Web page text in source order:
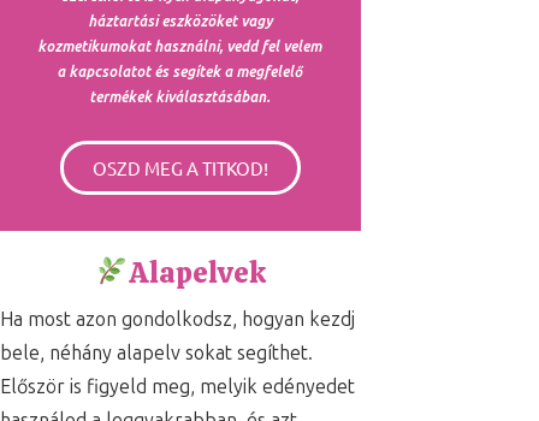
háztartási eszközöket vagy
kozmetikumokat használni, vedd fel velem
a kapcsolatot és segítek a megfelelő
termékek kiválasztásában.
OSZD MEG A TITKOD!
Alapelvek
Ha most azon gondolkodsz, hogyan kezdj
bele, néhány alapelv sokat segíthet.
Először is figyeld meg, melyik edényedet